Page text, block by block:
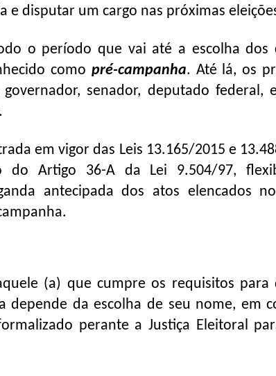
disputar um cargo nas próximas
o período que vai até a escolha dos
como pré-campanha. Até lá, os
senador, deputado federal,
em vigor das Leis 13.165/2015 e
do Artigo 36-A da Lei 9.504/97,
antecipada dos atos elencados
(a) que cumpre os requisitos para
depende da escolha de seu nome, em
perante a Justiça Eleitoral